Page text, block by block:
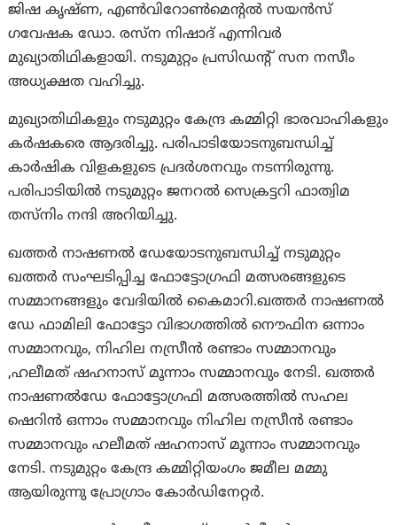
ജിഷ കൃഷ്ണ, എൺവിറോൺമെൻ്റൽ സയൻസ്
ഗവേഷക ഡോ. രസ്ന നിഷാദ് എന്നിവർ
മുഖ്യാതിഥികളായി. നടുമുറ്റം പ്രസിഡൻ്റ് സന നസീം
അധ്യക്ഷത വഹിച്ചു.
മുഖ്യാതിഥികളും നടുമുറ്റം കേന്ദ്ര കമ്മിറ്റി ഭാരവാഹികളും
കർഷകരെ ആദരിച്ചു. പരിപാടിയോടനുബന്ധിച്ച്
കാർഷിക വിളകളുടെ പ്രദർശനവും നടന്നിരുന്നു.
പരിപാടിയിൽ നടുമുറ്റം ജനറൽ സെക്രട്ടറി ഫാത്വിമ
തസ്നിം നന്ദി അറിയിച്ചു.
ഖത്തർ നാഷണൽ ഡേയോടനുബന്ധിച്ച് നടുമുറ്റം
ഖത്തർ സംഘടിപ്പിച്ച ഫോട്ടോഗ്രഫി മത്സരങ്ങളുടെ
സമ്മാനങ്ങളും വേദിയിൽ കൈമാറി.ഖത്തർ നാഷണൽ
ഡേ ഫാമിലി ഫോട്ടോ വിഭാഗത്തിൽ നൌഫിന ഒന്നാം
സമ്മാനവും, നിഹില നസ്രീൻ രണ്ടാം സമ്മാനവും
,ഹലീമത് ഷഹനാസ് മൂന്നാം സമ്മാനവും നേടി. ഖത്തർ
നാഷണൽഡേ ഫോട്ടോഗ്രഫി മത്സരത്തിൽ സഹല
ഷെറിൻ ഒന്നാം സമ്മാനവും നിഹില നസ്രീൻ രണ്ടാം
സമ്മാനവും ഹലീമത് ഷഹനാസ് മൂന്നാം സമ്മാനവും
നേടി. നടുമുറ്റം കേന്ദ്ര കമ്മിറ്റിയംഗം ജമീല മമ്മു
ആയിരുന്നു പ്രോഗ്രാം കോർഡിനേറ്റർ.